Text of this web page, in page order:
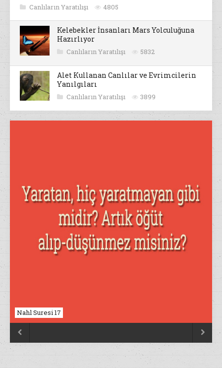
Canlıların Yaratılışı 4805
Kelebekler İnsanları Mars Yolculuğuna
Hazırlıyor
Canlıların Yaratılışı 5832
Alet Kullanan Canlılar ve Evrimcilerin
Yanılgıları
Canlıların Yaratılışı 3899
Nahl Suresi 17
 